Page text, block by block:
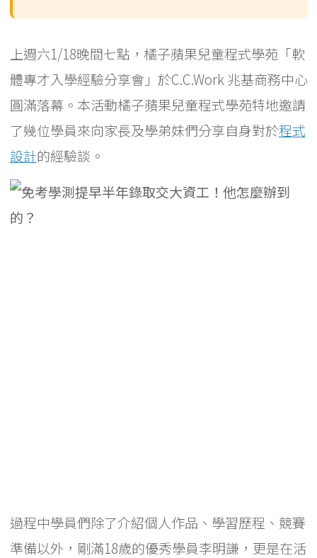
上週六1/18晚間七點，橘子蘋果兒童程式學苑「軟
體專才入學經驗分享會」於C.C.Work 兆基商務中心
圓滿落幕。本活動橘子蘋果兒童程式學苑特地邀請
了幾位學員來向家長及學弟妹們分享自身對於程式
設計的經驗談。
過程中學員們除了介紹個人作品、學習歷程、競賽
準備以外，剛滿18歲的優秀學員李明謙，更是在活